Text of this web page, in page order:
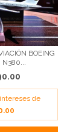
BOEING
de